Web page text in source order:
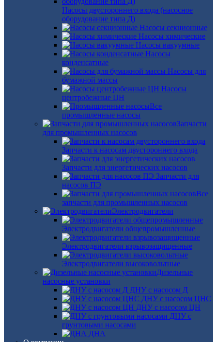
Насосы двустороннего входа (насосное
оборудование типа Д)
Насосы секционные
Насосы химические
Насосы вакуумные
Насосы
конденсатные
Насосы для
бумажной массы
Насосы
центробежные ЦН
Все
промышленные насосы
Запчасти
для промышленных насосов
Запчасти к насосам двустороннего входа
Запчасти для энергетических насосов
Запчасти для
насосов ПЭ
Все
запчасти для промышленных насосов
Электродвигатели
Электродвигатели общепромышленные
Электродвигатели взрывозащищенные
Электродвигатели высоковольтные
Дизельные
насосные установки
ДНУ с насосом Д
ДНУ с насосом ЦНС
ДНУ с насосом ЦН
ДНУ с
грунтовыми насосами
ДНА